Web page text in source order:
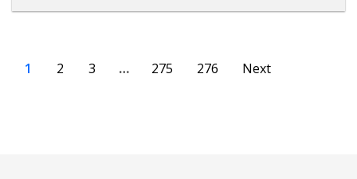
1 2 3 … 275 276 Next